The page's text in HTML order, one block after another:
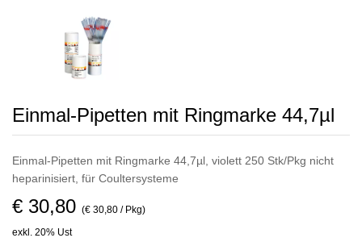
Einmal-Pipetten mit Ringmarke 44,7µl
Einmal-Pipetten mit Ringmarke 44,7µl, violett 250 Stk/Pkg nicht
heparinisiert, für Coultersysteme
€ 30,80 (€ 30,80 / Pkg)
exkl. 20% Ust